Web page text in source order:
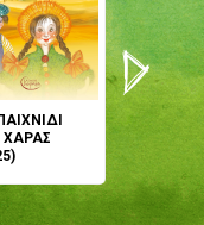
ΧΑΡΑΣ
μου;
(2024)